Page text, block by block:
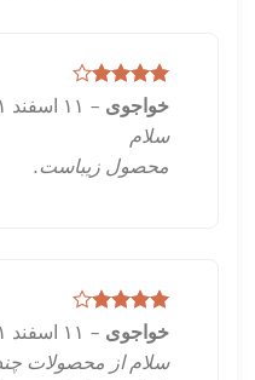
امتیاز4
از 5
خواجوی – ۱۱ اسفند ۱۴۰۱
سلام
محصول زیباست.
امتیاز4
از 5
خواجوی – ۱۱ اسفند ۱۴۰۱
سلام از محصولات